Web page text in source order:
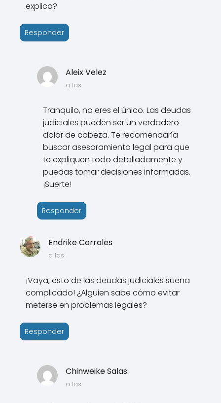
explica?
Responder
Aleix Velez
a las
Tranquilo, no eres el único. Las deudas
judiciales pueden ser un verdadero
dolor de cabeza. Te recomendaría
buscar asesoramiento legal para que
te expliquen todo detalladamente y
puedas tomar decisiones informadas.
¡Suerte!
Responder
Endrike Corrales
a las
¡Vaya, esto de las deudas judiciales suena
complicado! ¿Alguien sabe cómo evitar
meterse en problemas legales?
Responder
Chinweike Salas
a las